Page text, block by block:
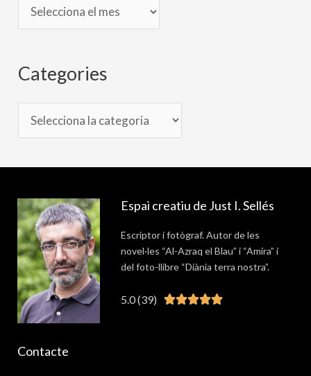
Categories
Espai creatiu de Just I. Sellés
Escriptor i fotògraf. Autor de les
novel·les “Al-Azraq el Blau” i “Amira” i
del foto-llibre “Diània terra nostra”.
5.0 (39) Valorat
Contacte